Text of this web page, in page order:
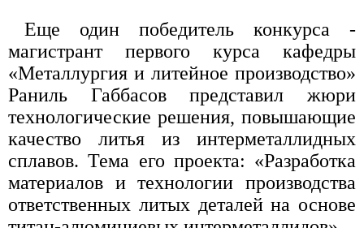
Еще один победитель конкурса -
магистрант первого курса кафедры
«Металлургия и литейное производство»
Раниль Габбасов представил жюри
технологические решения, повышающие
качество литья из интерметаллидных
сплавов. Тема его проекта: «Разработка
материалов и технологии производства
ответственных литых деталей на основе